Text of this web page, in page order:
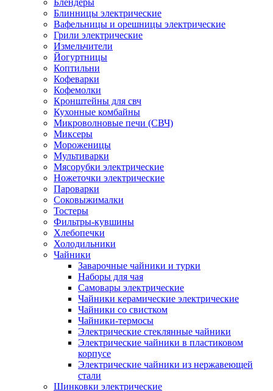
Блендеры
Блинницы электрические
Вафельницы и орешницы электрические
Грили электрические
Измельчители
Йогуртницы
Коптильни
Кофеварки
Кофемолки
Кронштейны для свч
Кухонные комбайны
Микроволновые печи (СВЧ)
Миксеры
Мороженицы
Мультиварки
Мясорубки электрические
Ножеточки электрические
Пароварки
Соковыжималки
Тостеры
Фильтры-кувшины
Хлебопечки
Холодильники
Чайники
Заварочные чайники и турки
Наборы для чая
Самовары электрические
Чайники керамические электрические
Чайники со свистком
Чайники-термосы
Электрические стеклянные чайники
Электрические чайники в пластиковом
корпусе
Электрические чайники из нержавеющей
стали
Шинковки электрические